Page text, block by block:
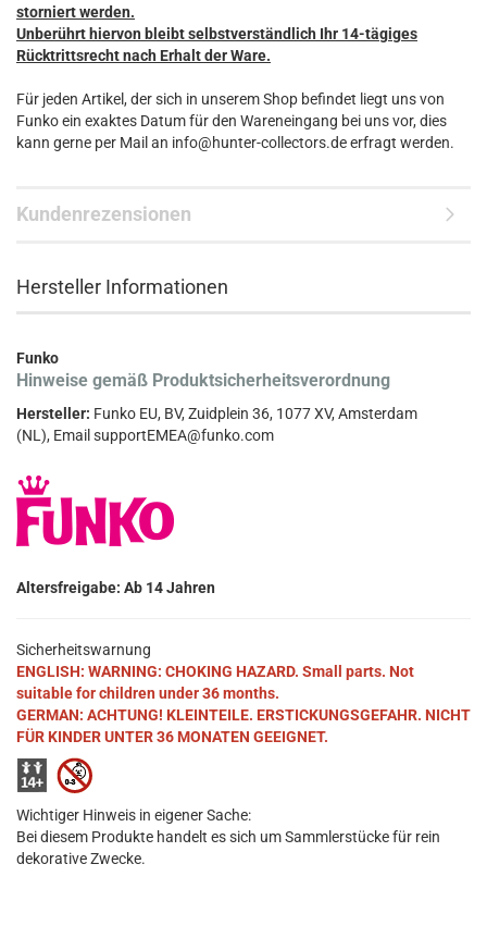
storniert werden.
Unberührt hiervon bleibt selbstverständlich Ihr 14-tägiges
Rücktrittsrecht nach Erhalt der Ware.
Für jeden Artikel, der sich in unserem Shop befindet liegt uns von
Funko ein exaktes Datum für den Wareneingang bei uns vor, dies
kann gerne per Mail an info@hunter-collectors.de erfragt werden.
Kundenrezensionen
Hersteller Informationen
Funko
Hinweise gemäß Produktsicherheitsverordnung
Hersteller: Funko EU, BV, Zuidplein 36, 1077 XV, Amsterdam
(NL), Email supportEMEA@funko.com
Altersfreigabe: Ab 14 Jahren
Sicherheitswarnung
ENGLISH: WARNING: CHOKING HAZARD. Small parts. Not
suitable for children under 36 months.
GERMAN: ACHTUNG! KLEINTEILE. ERSTICKUNGSGEFAHR. NICHT
FÜR KINDER UNTER 36 MONATEN GEEIGNET.
Wichtiger Hinweis in eigener Sache:
Bei diesem Produkte handelt es sich um Sammlerstücke für rein
dekorative Zwecke.